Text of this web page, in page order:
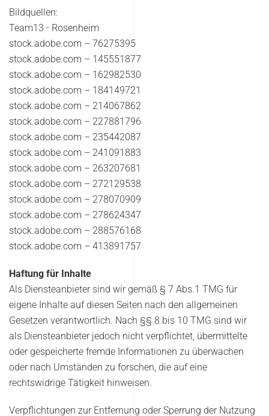
Bildquellen:
Team13 - Rosenheim
stock.adobe.com – 76275395
stock.adobe.com – 145551877
stock.adobe.com – 162982530
stock.adobe.com – 184149721
stock.adobe.com – 214067862
stock.adobe.com – 227881796
stock.adobe.com – 235442087
stock.adobe.com – 241091883
stock.adobe.com – 263207681
stock.adobe.com – 272129538
stock.adobe.com – 278070909
stock.adobe.com – 278624347
stock.adobe.com – 288576168
stock.adobe.com – 413891757
Haftung für Inhalte
Als Diensteanbieter sind wir gemäß § 7 Abs.1 TMG für
eigene Inhalte auf diesen Seiten nach den allgemeinen
Gesetzen verantwortlich. Nach §§ 8 bis 10 TMG sind wir
als Diensteanbieter jedoch nicht verpflichtet, übermittelte
oder gespeicherte fremde Informationen zu überwachen
oder nach Umständen zu forschen, die auf eine
rechtswidrige Tätigkeit hinweisen.
Verpflichtungen zur Entfernung oder Sperrung der Nutzung